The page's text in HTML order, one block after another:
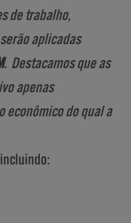
de trabalho,
aplicadas
. Destacamos que as
apenas
econômico do qual a